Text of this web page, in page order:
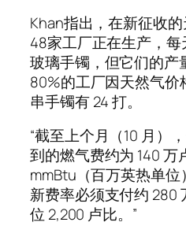
Khan指出，在新征收
48家工厂正在生产，
玻璃手镯，但它们的产
80%的工厂因天然气价
串手镯有 24 打。
“截至上个月（10 月）
到的燃气费约为 140 万
mmBtu（百万英热单
新费率必须支付约 280
位 2,200 卢比。”